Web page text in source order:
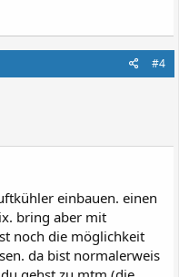
#4
einbauen. einen
bring aber mit
noch die möglichkeit
da bist normalerweis